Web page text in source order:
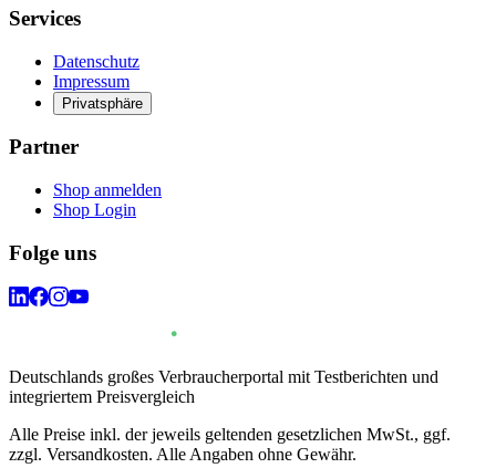
Services
Datenschutz
Impressum
Privatsphäre
Partner
Shop anmelden
Shop Login
Folge uns
Deutschlands großes Verbraucherportal mit Testberichten und
integriertem Preisvergleich
Alle Preise inkl. der jeweils geltenden gesetzlichen MwSt., ggf.
zzgl. Versandkosten. Alle Angaben ohne Gewähr.